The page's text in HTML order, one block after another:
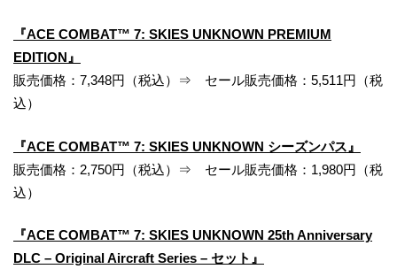
『ACE COMBAT™ 7: SKIES UNKNOWN PREMIUM
EDITION』
販売価格：7,348円（税込）⇒ セール販売価格：5,511円（税
込）
『ACE COMBAT™ 7: SKIES UNKNOWN シーズンパス』
販売価格：2,750円（税込）⇒ セール販売価格：1,980円（税
込）
『ACE COMBAT™ 7: SKIES UNKNOWN 25th Anniversary
DLC – Original Aircraft Series – セット』